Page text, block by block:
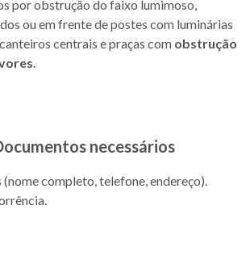
por obstrução do faixo lumimoso,
ou em frente de postes com luminárias
centrais e praças com obstrução
.
necessários
(nome completo, telefone, endereço).